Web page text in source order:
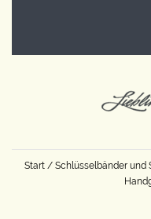
Start / Schlüsselbänder und